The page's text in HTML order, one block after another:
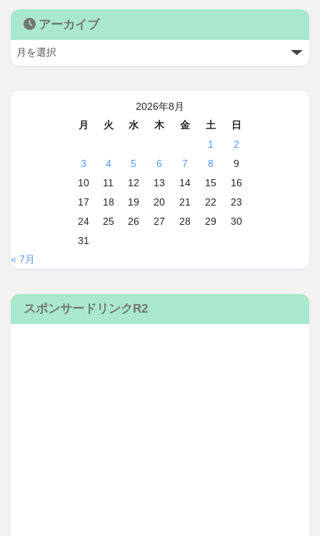
アーカイブ
2026年8月
月
火 水 木 金 土
日
1
2
3
4 5 6 7 8
9
10
11 12 13 14 15
16
17
18 19 20 21 22
23
24
25 26 27 28 29
30
31
« 7月
スポンサードリンクR2